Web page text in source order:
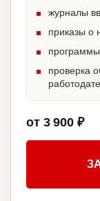
журналы
приказы о
программы
проверка
от 3 900 ₽